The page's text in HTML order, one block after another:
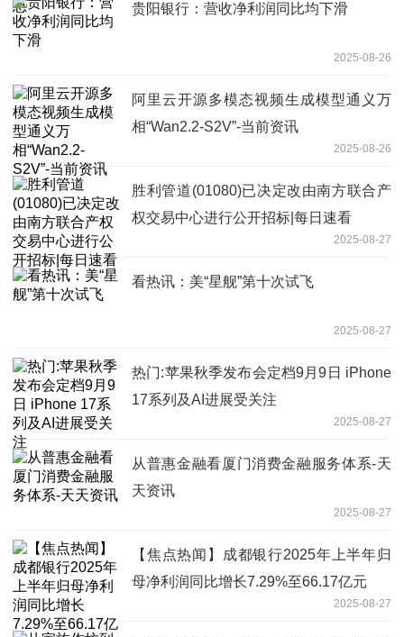
贵阳银行：营收净利润同比均下滑
2025-08-26
阿里云开源多模态视频生成模型通义万
相“Wan2.2-S2V”-当前资讯
2025-08-26
胜利管道(01080)已决定改由南方联合产
权交易中心进行公开招标|每日速看
2025-08-27
看热讯：美“星舰”第十次试飞
2025-08-27
热门:苹果秋季发布会定档9月9日 iPhone
17系列及AI进展受关注
2025-08-27
从普惠金融看厦门消费金融服务体系-天
天资讯
2025-08-27
【焦点热闻】成都银行2025年上半年归
母净利润同比增长7.29%至66.17亿元
2025-08-27